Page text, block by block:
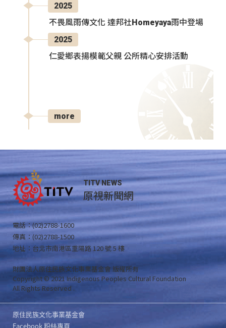
2025
不畏風雨傳文化 達邦社Homeyaya雨中登場
2025
仁愛鄉表揚模範父親 公所精心安排活動
more
TITV NEWS
原視新聞網
電話：(02)2788-1600
傳真：(02)2788-1500
地址：台北市南港區重陽路 120 號 5 樓
財團法人原住民族文化事業基金會 版權所有
Copyright © 2021 Indigenous Peoples Cultural Foundation
All Rights Reserved .
原住民族文化事業基金會
Facebook 粉絲專頁